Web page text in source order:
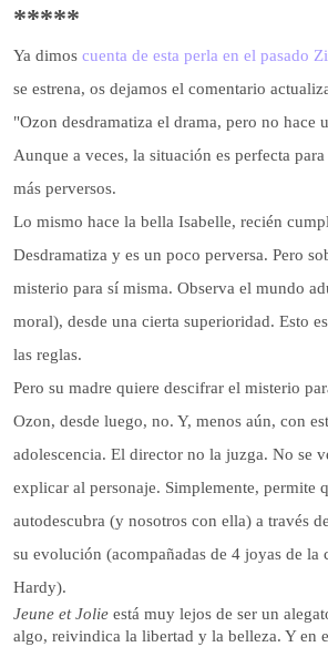
*****
Ya dimos cuenta de esta perla en el pasado
se estrena, os dejamos el comentario
"Ozon desdramatiza el drama, pero no hace
Aunque a veces, la situación es perfecta
más perversos.
Lo mismo hace la bella Isabelle, recién
Desdramatiza y es un poco perversa. Pero
misterio para sí misma. Observa el mundo
moral), desde una cierta superioridad. Esto
las reglas.
Pero su madre quiere descifrar el misterio
Ozon, desde luego, no. Y, menos aún, con
adolescencia. El director no la juzga. No se
explicar al personaje. Simplemente, permite
autodescubra (y nosotros con ella) a través
su evolución (acompañadas de 4 joyas de la
Hardy).
Jeune et Jolie está muy lejos de ser un
algo, reivindica la libertad y la belleza. Y en